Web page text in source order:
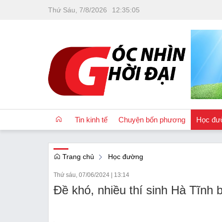
Thứ Sáu, 7/8/2026 12:35:07
Tin kinh tế
Tài chính
Chuyện bốn phương Học
Trang chủ Học đường
Thứ sáu, 07/06/2024 13:14
Đề khó, nhiều thí sinh Hà Tĩnh